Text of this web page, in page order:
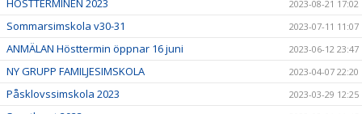
HÖSTTERMINEN 2023 2023-08-21 17:02
Sommarsimskola v30-31 2023-07-11 11:07
ANMÄLAN Hösttermin öppnar 16 juni 2023-06-12 23:47
NY GRUPP FAMILJESIMSKOLA 2023-04-07 22:20
Påsklovssimskola 2023 2023-03-29 12:25